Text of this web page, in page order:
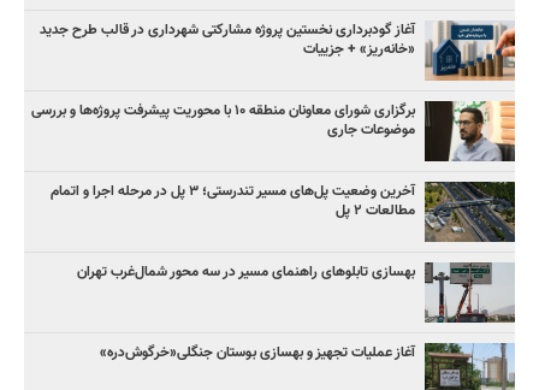
آغاز گودبرداری نخستین پروژه مشارکتی شهرداری در قالب طرح جدید
«خانه‌ریز» + جزییات
برگزاری شورای معاونان منطقه ۱۰ با محوریت پیشرفت پروژه‌ها و بررسی
موضوعات جاری
آخرین وضعیت پل‌های مسیر تندرستی؛ ۳ پل در مرحله اجرا و اتمام
مطالعات ۲ پل
بهسازی تابلوهای راهنمای مسیر در سه محور شمال‌غرب تهران
آغاز عملیات تجهیز و بهسازی بوستان جنگلی«خرگوش‌دره»